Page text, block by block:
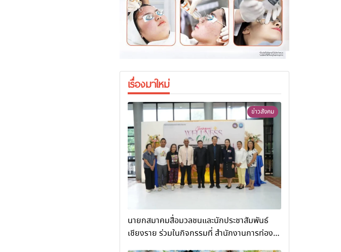
เรื่องมาใหม่
ข่าวสังคม
นายกสมาคมสื่อมวลชนและนักประชาสัมพันธ์
เชียงราย ร่วมในกิจกรรมที่ สำนักงานการท่อง